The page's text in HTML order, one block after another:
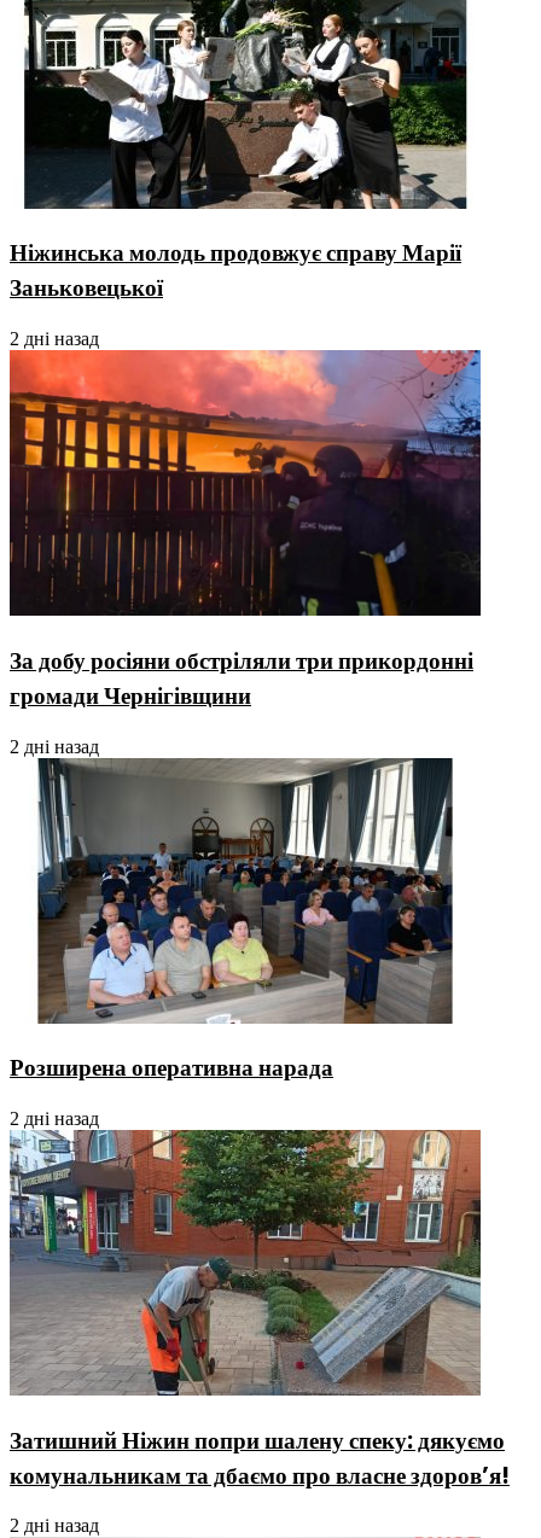
Ніжинська молодь продовжує справу Марії
Заньковецької
2 дні назад
За добу росіяни обстріляли три прикордонні
громади Чернігівщини
2 дні назад
Розширена оперативна нарада
2 дні назад
Затишний Ніжин попри шалену спеку: дякуємо
комунальникам та дбаємо про власне здоров’я!
2 дні назад